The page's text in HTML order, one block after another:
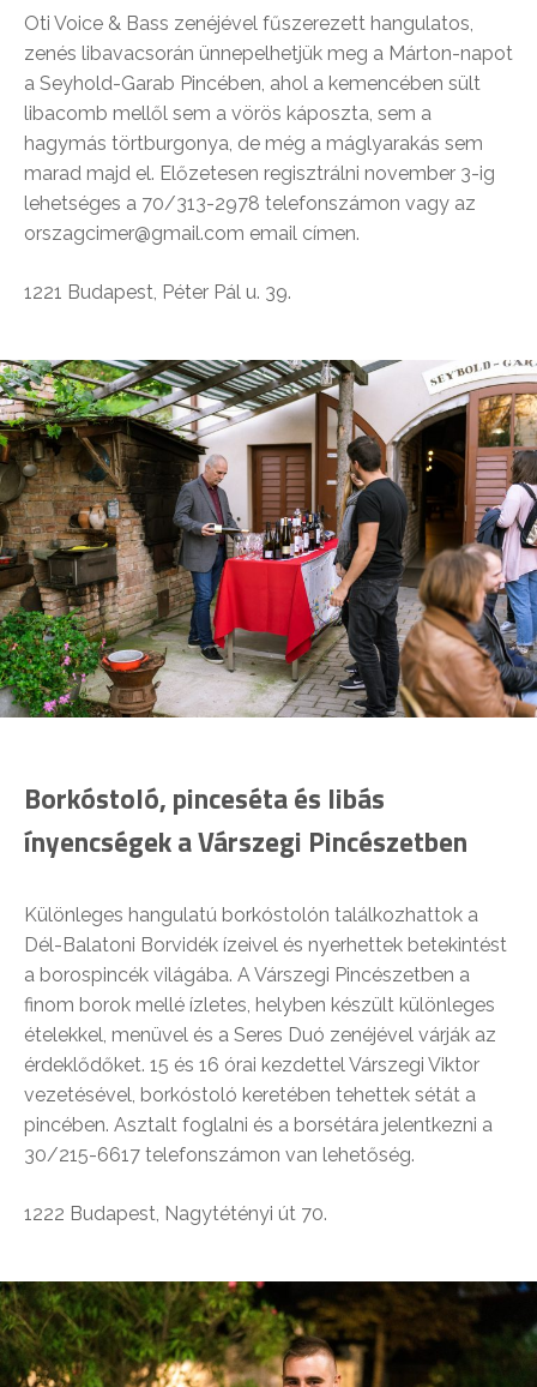
Oti Voice & Bass zenéjével fűszerezett hangulatos,
zenés libavacsorán ünnepelhetjük meg a Márton-napot
a Seyhold-Garab Pincében, ahol a kemencében sült
libacomb mellől sem a vörös káposzta, sem a
hagymás törtburgonya, de még a máglyarakás sem
marad majd el. Előzetesen regisztrálni november 3-ig
lehetséges a 70/313-2978 telefonszámon vagy az
orszagcimer@gmail.com email címen.
1221 Budapest, Péter Pál u. 39.
Borkóstoló, pinceséta és libás
ínyencségek a Várszegi Pincészetben
Különleges hangulatú borkóstolón találkozhattok a
Dél-Balatoni Borvidék ízeivel és nyerhettek betekintést
a borospincék világába. A Várszegi Pincészetben a
finom borok mellé ízletes, helyben készült különleges
ételekkel, menüvel és a Seres Duó zenéjével várják az
érdeklődőket. 15 és 16 órai kezdettel Várszegi Viktor
vezetésével, borkóstoló keretében tehettek sétát a
pincében. Asztalt foglalni és a borsétára jelentkezni a
30/215-6617 telefonszámon van lehetőség.
1222 Budapest, Nagytétényi út 70.